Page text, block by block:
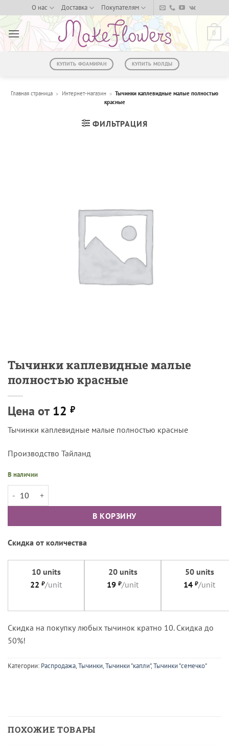
to
content
О нас Доставка Покупателям
0
КУПИТЬ ФОАМИРАН КУПИТЬ МОЛДЫ
Главная страница » Интернет-магазин » Тычинки каплевидные малые полностью
красные
ФИЛЬТРАЦИЯ
Тычинки каплевидные малые
полностью красные
Цена от 12 ₽
Тычинки каплевидные малые полностью красные
Производство Тайланд
В наличии
Количество товара Тычинки каплевидные малые полностью
В КОРЗИНУ
Скидка от количества
10 units
22 ₽/unit
20 units
19 ₽/unit
50 units
14 ₽/unit
Cкидка на покупку любых тычинок кратно 10. Скидка до
50%!
Категории: Распродажа,Тычинки,Тычинки "капли",Тычинки "семечко"
ПОХОЖИЕ ТОВАРЫ